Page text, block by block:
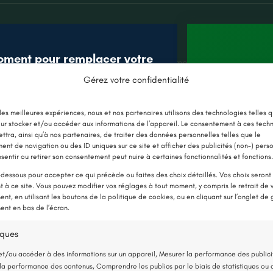
Gérez votre confidentialité
meilleures expériences, nous et nos partenaires utilisons des technologies telles
stocker et/ou accéder aux informations de l’appareil. Le consentement à ces
ainsi qu’à nos partenaires, de traiter des données personnelles telles que le
de navigation ou des ID uniques sur ce site et afficher des publicités (non-)
ou retirer son consentement peut nuire à certaines fonctionnalités et fonctions.
pour accepter ce qui précède ou faites des choix détaillés. Vos choix
à ce site. Vous pouvez modifier vos réglages à tout moment, y compris le retrait de
en utilisant les boutons de la politique de cookies, ou en cliquant sur l’onglet de
en bas de l’écran.
ou accéder à des informations sur un appareil, Mesurer la performance des
performance des contenus, Comprendre les publics par le biais de statistiques ou
de l'air intérieur en éliminant les moisissures, les
sain et plus confortable pour ceux qui vivent ou travaillent
et l'assainissement de la surface extérieure
sa valeur et contribue au bien-être des occupants.
et la qualité de votre propriété sur le long terme.
pour remplacer votre
aux nouvelles aides !
CHAUDIÈRE PAR UNE POMPE À
CHALEUR
Jusqu’à
en